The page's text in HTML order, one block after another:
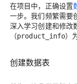
在项目中，正确设置
一步。我们频繁需要
深入学习创建和修改
（product_info）
创建数据表